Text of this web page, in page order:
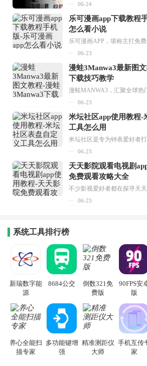
06-24
乐可漫画app下载教程
怎么看小说
06-23
漫蛙3Manwa3最新图
下载技巧教学
06-23
米坛社区app使用教程-
工具怎么用
06-23
天天影院观看电视剧
免费观看攻略大全
06-23
系统工具排行榜
新瑞数字能
源
8684公交
倒数321免
费版
90FPS安
版
养心全能扫
描专家
多功能键增
强
精准测距仪
大师
手机互传
家